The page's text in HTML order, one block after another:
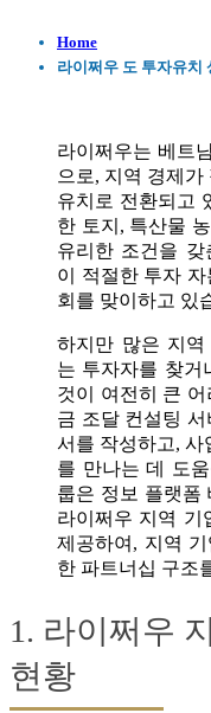
Home
라이쩌우 도 투자유치
라이쩌우는 베트
으로, 지역 경제
유치로 전환되고
한 토지, 특산물
유리한 조건을
이 적절한 투자 자
회를 맞이하고 있
하지만 많은 지역
는 투자자를 찾거
것이 여전히 큰
금 조달 컨설팅
서를 작성하고, 사
를 만나는 데 도
룹은 정보 플랫폼
라이쩌우 지역 기
제공하여, 지역
한 파트너십 구조
1. 라이쩌우
현황